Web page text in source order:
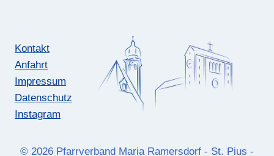
Kontakt
Anfahrt
Impressum
Datenschutz
Instagram
© 2026 Pfarrverband Maria Ramersdorf - St. Pius -